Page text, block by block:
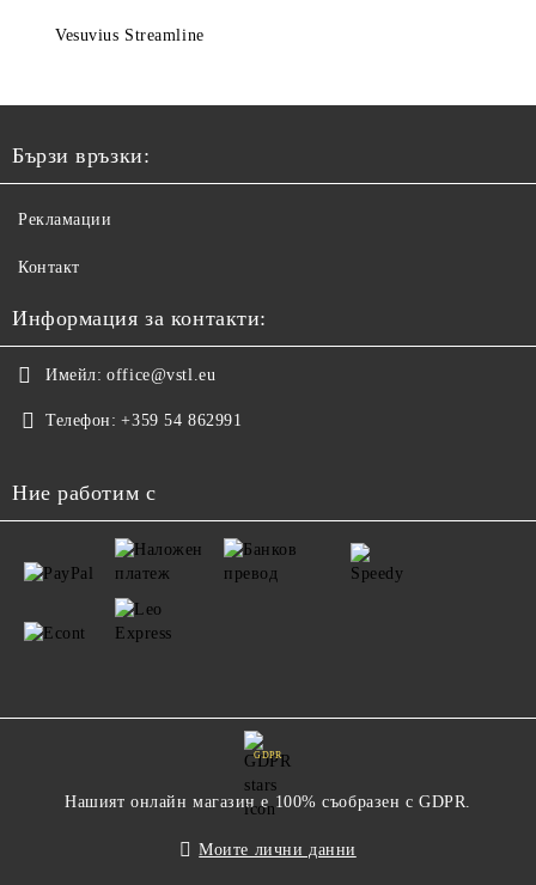
Vesuvius Streamline
Бързи връзки:
Рекламации
Контакт
Информация за контакти:
Имейл: office@vstl.eu
Телефон: +359 54 862991
Ние работим с
GDPR
Нашият онлайн магазин е 100% съобразен с GDPR.
Моите лични данни